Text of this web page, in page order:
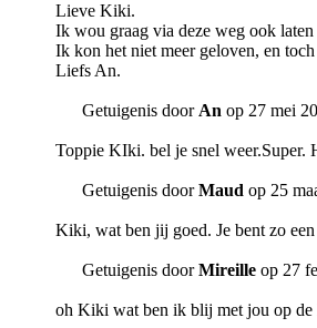
Lieve Kiki.
Ik wou graag via deze weg ook
Ik kon het niet meer geloven, en
Liefs An.
Getuigenis door An op 27 mei
Toppie KIki. bel je snel weer.Super.
Getuigenis doorMaud op 25
Kiki, wat ben jij goed. Je bent zo
Getuigenis doorMireille op 27
oh Kiki wat ben ik blij met jou op de